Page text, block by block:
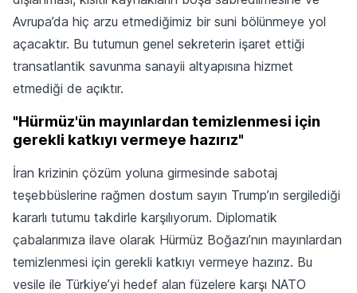
Avrupa’da hiç arzu etmediğimiz bir suni bölünmeye yol
açacaktır. Bu tutumun genel sekreterin işaret ettiği
transatlantik savunma sanayii altyapısına hizmet
etmediği de açıktır.
"Hürmüz'ün mayınlardan temizlenmesi için
gerekli katkıyı vermeye hazırız"
İran krizinin çözüm yoluna girmesinde sabotaj
teşebbüslerine rağmen dostum sayın Trump’ın sergilediği
kararlı tutumu takdirle karşılıyorum. Diplomatik
çabalarımıza ilave olarak Hürmüz Boğazı’nın mayınlardan
temizlenmesi için gerekli katkıyı vermeye hazırız. Bu
vesile ile Türkiye’yi hedef alan füzelere karşı NATO